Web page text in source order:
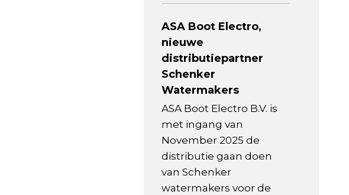
ASA Boot Electro,
nieuwe
distributiepartner
Schenker
Watermakers
ASA Boot Electro B.V. is
met ingang van
November 2025 de
distributie gaan doen
van Schenker
watermakers voor de